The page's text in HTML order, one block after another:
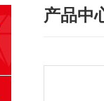
产品中